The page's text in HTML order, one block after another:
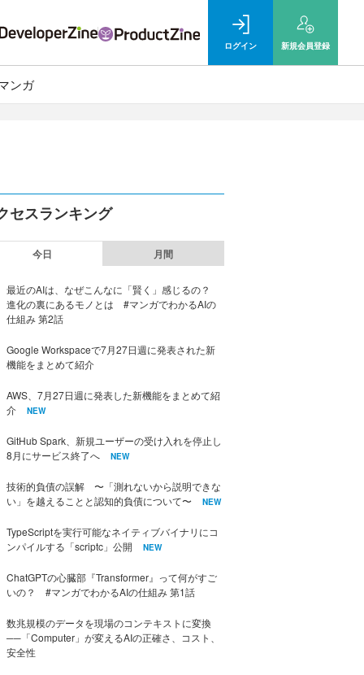
ログイン 新規会員登録
ンガ
セスランキング
今日 月間
最近のAIは、なぜこんなに「賢く」感じるの？
進化の裏にあるモノとは #マンガでわかるAIの
仕組み 第2話
Google Workspaceで7月27日週に発表された新
機能をまとめて紹介
AWS、7月27日週に発表した新機能をまとめて紹
介
NEW
GitHub Spark、新規ユーザーの受け入れを停止し
8月にサービス終了へ
NEW
技術的負債の誤解 〜「測れないから説明できな
い」を越えることと認知的負債について〜
NEW
TypeScriptを実行可能なネイティブバイナリにコ
ンパイルする「scriptc」公開
NEW
ChatGPTの心臓部『Transformer』って何がすご
いの？ #マンガでわかるAIの仕組み 第1話
数兆規模のデータを現場のコンテキストに変換
──「Computer」が変えるAIの正確さ、コスト、
安全性